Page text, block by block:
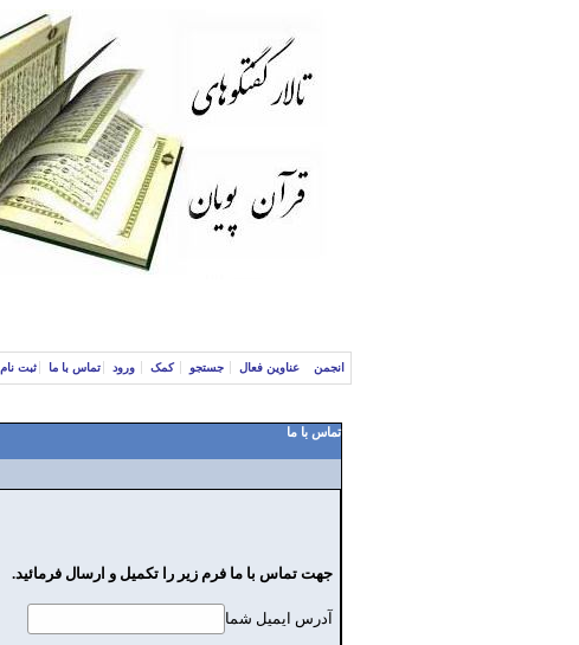
انجمن عناوین فعال جستجو کمک ورود تماس با ما ثبت نام
تماس با ما
جهت تماس با ما فرم زير را تكميل و ارسال فرمائيد.
آدرس ايميل شما